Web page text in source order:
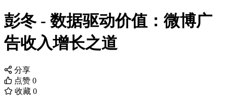
彭冬 - 数据驱动价值：微博广
告收入增长之道
分享
点赞 0
收藏 0